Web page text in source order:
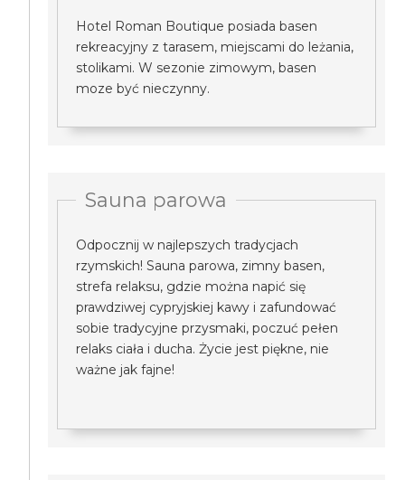
Hotel Roman Boutique posiada basen
rekreacyjny z tarasem, miejscami do leżania,
stolikami. W sezonie zimowym, basen
moze być nieczynny.
Sauna parowa
Odpocznij w najlepszych tradycjach
rzymskich! Sauna parowa, zimny basen,
strefa relaksu, gdzie można napić się
prawdziwej cypryjskiej kawy i zafundować
sobie tradycyjne przysmaki, poczuć pełen
relaks ciała i ducha. Życie jest piękne, nie
ważne jak fajne!